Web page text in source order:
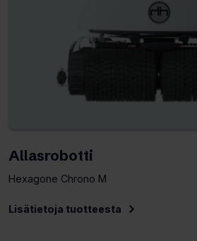
Allasrobotti
Hexagone Chrono M
Lisätietoja tuotteesta